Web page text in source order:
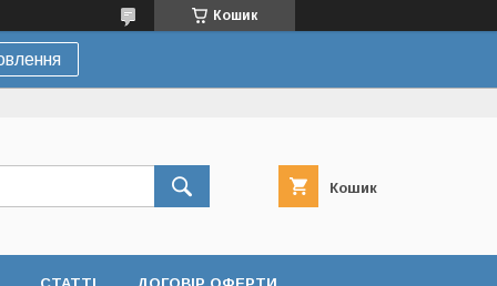
Кошик
Кошик